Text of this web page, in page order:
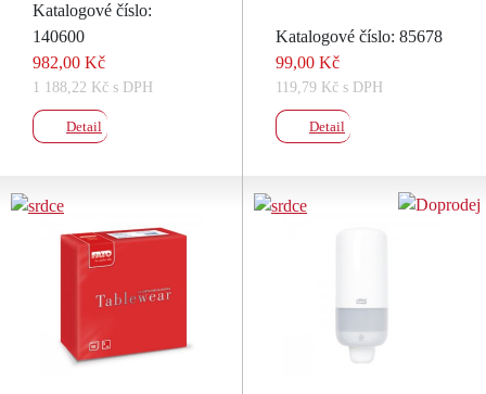
Katalogové číslo:
140600
982,00 Kč
1 188,22 Kč s DPH
Detail
Katalogové číslo: 85678
99,00 Kč
119,79 Kč s DPH
Detail